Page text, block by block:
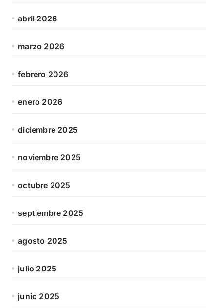
abril 2026
marzo 2026
febrero 2026
enero 2026
diciembre 2025
noviembre 2025
octubre 2025
septiembre 2025
agosto 2025
julio 2025
junio 2025